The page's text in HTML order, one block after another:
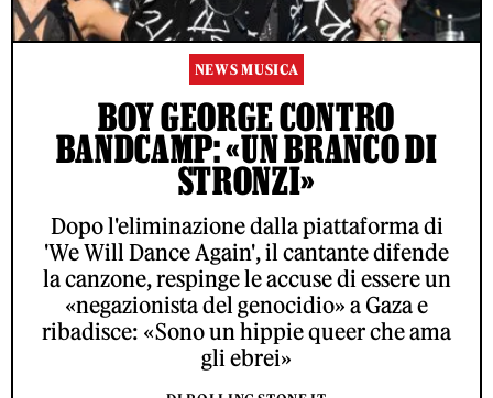
NEWS MUSICA
BOY GEORGE CONTRO
BANDCAMP: «UN BRANCO DI
STRONZI»
Dopo l'eliminazione dalla piattaforma di
'We Will Dance Again', il cantante difende
la canzone, respinge le accuse di essere un
«negazionista del genocidio» a Gaza e
ribadisce: «Sono un hippie queer che ama
gli ebrei»